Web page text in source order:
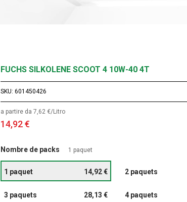
FUCHS SILKOLENE SCOOT 4 10W-40 4T
SKU 601450426
a partire da 7,62 €/Litro
14,92 €
Nombre de packs 1 paquet
1 paquet 14,92 € 2 paquets
3 paquets 28,13 € 4 paquets